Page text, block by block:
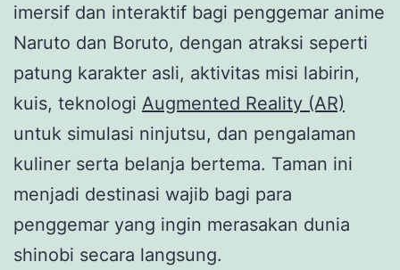
imersif dan interaktif bagi penggemar anime
Naruto dan Boruto, dengan atraksi seperti
patung karakter asli, aktivitas misi labirin,
kuis, teknologi Augmented Reality (AR)
untuk simulasi ninjutsu, dan pengalaman
kuliner serta belanja bertema. Taman ini
menjadi destinasi wajib bagi para
penggemar yang ingin merasakan dunia
shinobi secara langsung.